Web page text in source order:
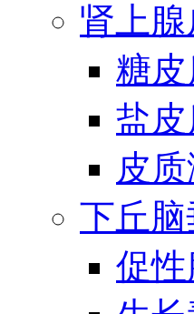
肾上
糖
盐
皮
下丘
促